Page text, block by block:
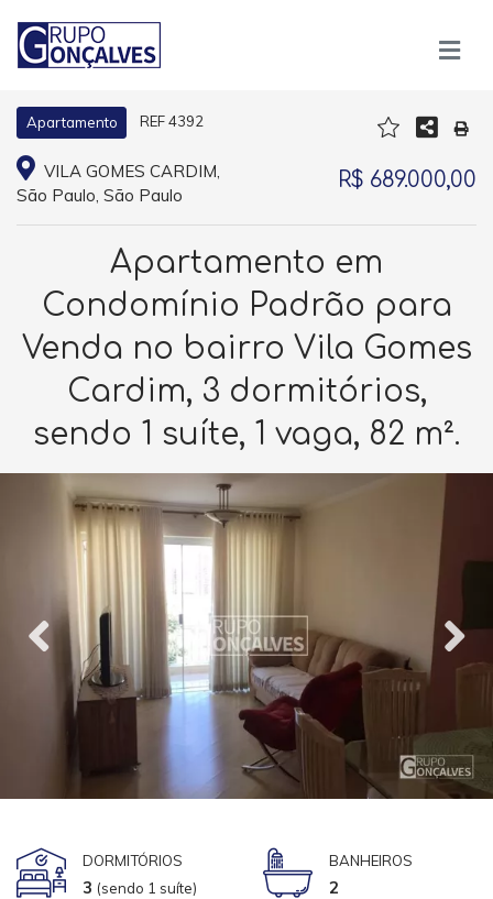
Apartamento REF 4392
VILA GOMES CARDIM,
São Paulo, São Paulo
R$ 689.000,00
Apartamento em
Condomínio Padrão para
Venda no bairro Vila Gomes
Cardim, 3 dormitórios,
sendo 1 suíte, 1 vaga, 82 m².
DORMITÓRIOS
3 (sendo 1 suíte)
BANHEIROS
2